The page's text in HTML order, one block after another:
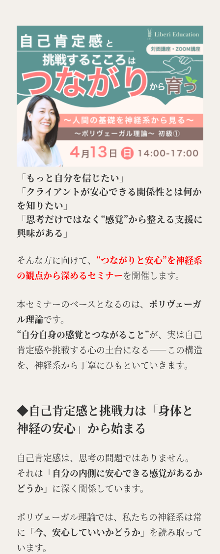
「もっと自分を信じたい」
「クライアントが安心できる関係性とは何か
を知りたい」
「思考だけではなく“感覚”から整える支援に
興味がある」
そんな方に向けて、 “つながりと安心”を神経系
の観点から深めるセミナーを開催します。
本セミナーのベースとなるのは、 ポリヴェーガ
ル理論です。
“自分自身の感覚とつながること”が、実は自己
肯定感や挑戦する心の土台になる――この構造
を、神経系から丁寧にひもといていきます。
◆自己肯定感と挑戦力は「身体と
神経の安心」から始まる
自己肯定感は、思考の問題ではありません。
それは 「自分の内側に安心できる感覚があるか
どうか」 に深く関係しています。
ポリヴェーガル理論では、私たちの神経系は常
に 「今、安心していいかどうか」 を読み取って
います。